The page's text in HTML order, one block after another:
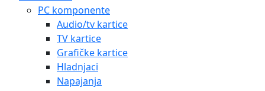
PC komponente
Audio/tv kartice
TV kartice
Grafičke kartice
Hladnjaci
Napajanja